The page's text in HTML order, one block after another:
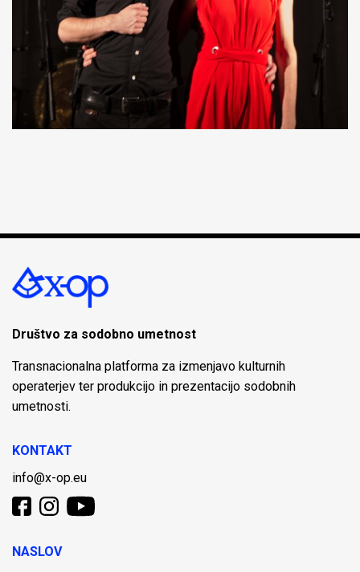
Društvo za sodobno umetnost
Transnacionalna platforma za izmenjavo kulturnih
operaterjev ter produkcijo in prezentacijo sodobnih
umetnosti.
KONTAKT
info@x-op.eu
NASLOV